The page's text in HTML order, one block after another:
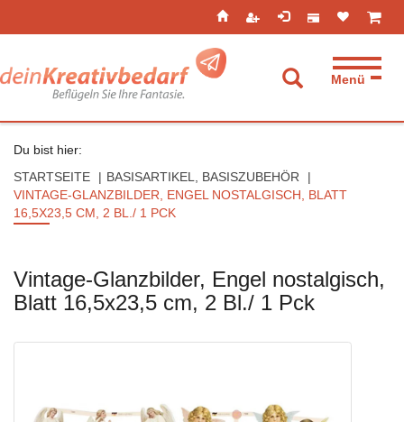
ist leerist
Menü
Du bist hier:
STARTSEITE
BASISARTIKEL, BASISZUBEHÖR
VINTAGE-GLANZBILDER, ENGEL NOSTALGISCH, BLATT
16,5X23,5 CM, 2 BL./ 1 PCK
Vintage-Glanzbilder, Engel nostalgisch,
Blatt 16,5x23,5 cm, 2 Bl./ 1 Pck